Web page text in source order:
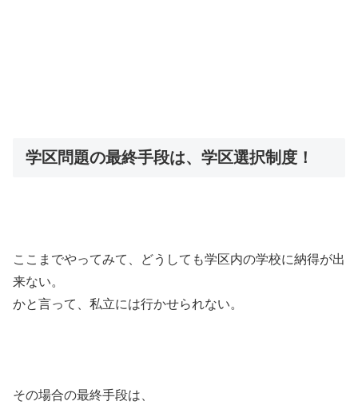
学区問題の最終手段は、学区選択制度！
ここまでやってみて、どうしても学区内の学校に納得が出
来ない。
かと言って、私立には行かせられない。
その場合の最終手段は、